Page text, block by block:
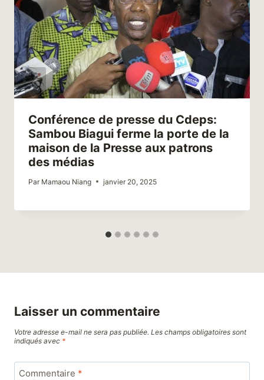
Conférence de presse du Cdeps:
Sambou Biagui ferme la porte de la
maison de la Presse aux patrons
des médias
Par Mamaou Niang janvier 20, 2025
Laisser un commentaire
Votre adresse e-mail ne sera pas publiée. Les champs obligatoires sont
indiqués avec *
Commentaire *